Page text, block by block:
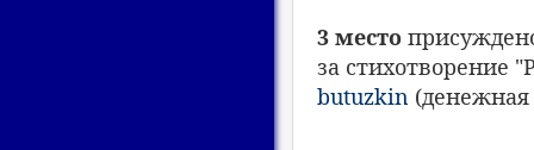
3 место
за стихотворение
butuzkin